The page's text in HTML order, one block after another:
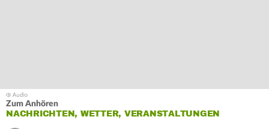
Zum Anhören
NACHRICHTEN, WETTER, VERANSTALTUNGEN